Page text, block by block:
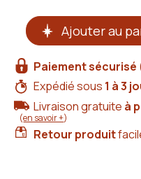
quantité
de
Porte-
cartes
cuir
camel
Ajouter au
Paiement sécurisé
Expédié sous 1 à 3
Livraison gratuite à
(en savoir +)
Retour produit